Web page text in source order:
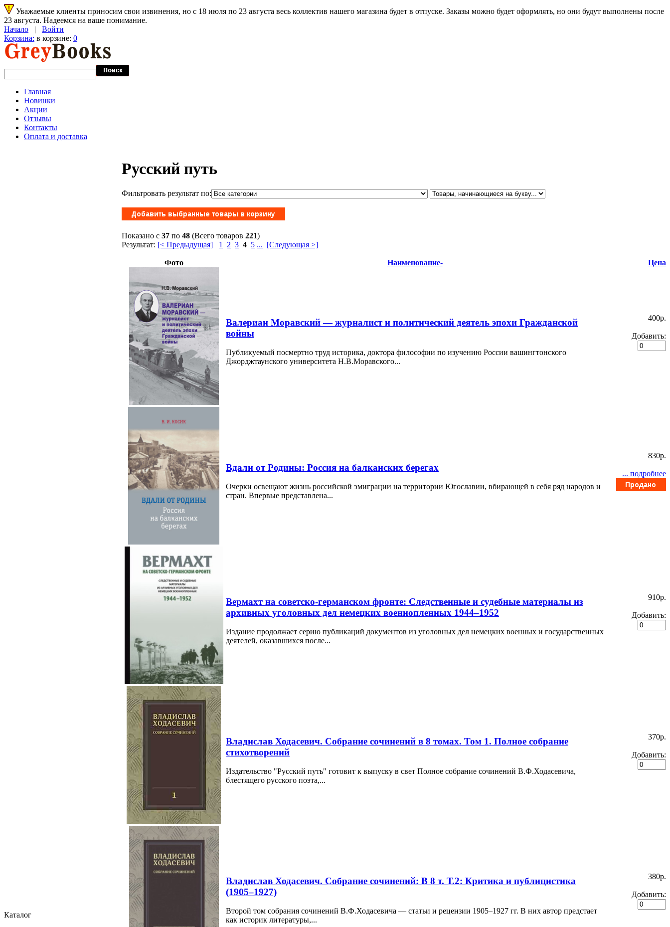
Уважаемые клиенты приносим свои извинения, но с 18 июля по 23 августа весь коллектив нашего магазина будет в отпуске. Заказы можно будет оформлять, но они будут выполнены после
23 августа. Надеемся на ваше понимание.
Начало | Войти
Корзина: в корзине: 0
Главная
Новинки
Акции
Отзывы
Контакты
Оплата и доставка
Каталог
Русский путь
Фильтровать результат по:
Показано с 37 по 48 (Всего товаров 221)
Результат: [< Предыдущая] 1 2 3 4 5 ... [Следующая >]
Фото Наименование- Цена
Валериан Моравский — журналист и политический деятель эпохи Гражданской
войны
Публикуемый посмертно труд историка, доктора философии по изучению России вашингтонского
Джорджтаунского университета Н.В.Моравского...
400p.
Добавить:
Вдали от Родины: Россия на балканских берегах
Очерки освещают жизнь российской эмиграции на территории Югославии, вбирающей в себя ряд народов и
стран. Впервые представлена...
830p.
... подробнее
Вермахт на советско-германском фронте: Следственные и судебные материалы из
архивных уголовных дел немецких военнопленных 1944–1952
Издание продолжает серию публикаций документов из уголовных дел немецких военных и государственных
деятелей, оказавшихся после...
910p.
Добавить:
Владислав Ходасевич. Собрание сочинений в 8 томах. Том 1. Полное собрание
стихотворений
Издательство "Русский путь" готовит к выпуску в свет Полное собрание сочинений В.Ф.Ходасевича,
блестящего русского поэта,...
370p.
Добавить:
Владислав Ходасевич. Собрание сочинений: В 8 т. Т.2: Критика и публицистика
(1905–1927)
Второй том собрания сочинений В.Ф.Ходасевича — статьи и рецензии 1905–1927 гг. В них автор предстает
как историк литературы,...
380p.
Добавить: